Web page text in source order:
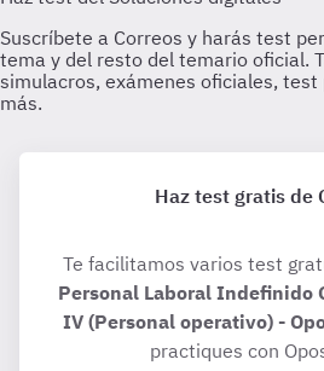
Haz test gratis de
Te facilitamos varios test
Personal Laboral Indefinido
IV (Personal operativo) -
practiques con